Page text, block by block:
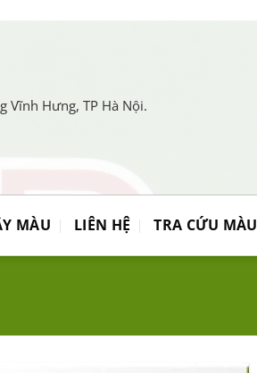
Vĩnh Hưng, TP Hà Nội.
MÀU LIÊN HỆ TRA CỨU MÀU